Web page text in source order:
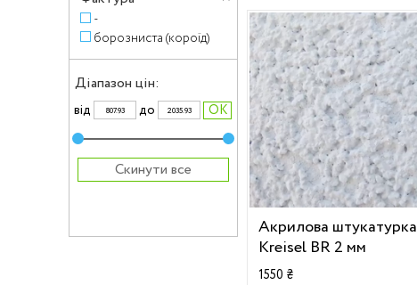
-
борозниста (короїд)
Діапазон цін:
вiд до
Скинути все
Акрилова штукатурка
Kreisel BR 2 мм
1550 ₴